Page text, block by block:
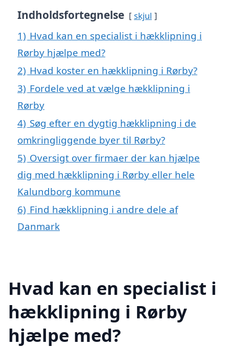
Indholdsfortegnelse skjul
1) Hvad kan en specialist i hækklipning i
Rørby hjælpe med?
2) Hvad koster en hækklipning i Rørby?
3) Fordele ved at vælge hækklipning i
Rørby
4) Søg efter en dygtig hækklipning i de
omkringliggende byer til Rørby?
5) Oversigt over firmaer der kan hjælpe
dig med hækklipning i Rørby eller hele
Kalundborg kommune
6) Find hækklipning i andre dele af
Danmark
Hvad kan en specialist i
hækklipning i Rørby
hjælpe med?